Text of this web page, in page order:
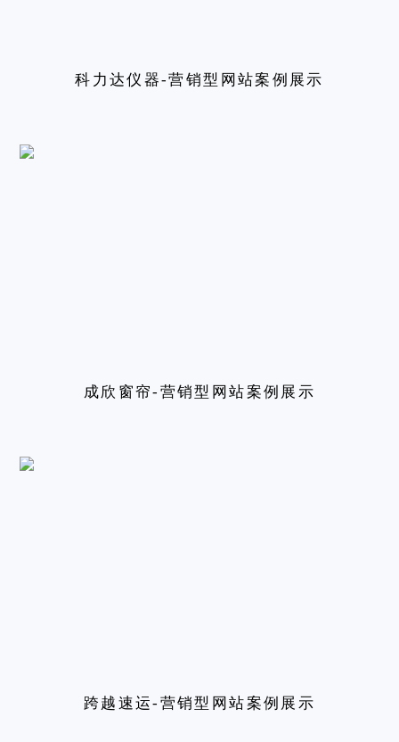
科力达仪器-营销型网站案例展示
成欣窗帘-营销型网站案例展示
跨越速运-营销型网站案例展示